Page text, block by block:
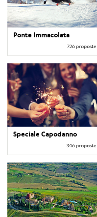
Ponte Immacolata
726 proposte
Speciale Capodanno
346 proposte